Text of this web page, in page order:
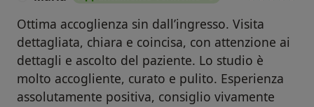
Ottima accoglienza sin dall’ingresso. Visita
dettagliata, chiara e coincisa, con attenzione ai
dettagli e ascolto del paziente. Lo studio è
molto accogliente, curato e pulito. Esperienza
assolutamente positiva, consiglio vivamente